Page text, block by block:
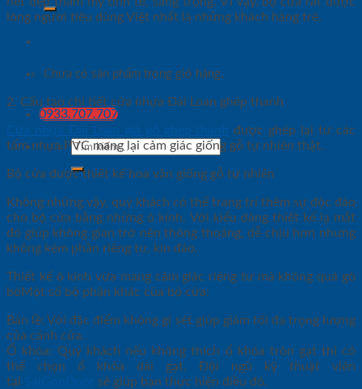
Chưa có sản phẩm trong giỏ hàng.
0933.707.707
Tìm
kiếm:
lòng người tiêu dùng Việt nhất là những khách hàng trẻ.
2. Cấu tạo chi tiết cửa nhựa Đài Loan ghép thanh
Cửa nhựa Đài Loan giả gỗ ghép thanh
được ghép lại từ các
tấm nhựa PVC mang lại cảm giác giống gỗ tự nhiên thật.
Bộ cửa được thiết kế hoa văn giống gỗ tự nhiên
Không những vậy, quý khách có thể trang trí thêm sự độc đáo
cho bộ cửa bằng những ô kính. Với kiểu dáng thiết kế lạ mắt
đó giúp không gian trở nên thông thoáng, dễ chịu hơn nhưng
không kém phần riêng tư, kín đáo.
Thiết kế ô kính vừa mang cảm giác riêng tư mà không quá gò
bóMột số bộ phận khác của bộ cửa:
Bản lề: Với đặc điểm không gỉ sét giúp giảm tối đa trọng lượng
của cánh cửa.
Ổ khóa: Quý khách nếu không thích ổ khóa tròn gạt thì có
thể chọn ổ khóa dài gạt. Đội ngũ kỹ thuật viên
tại SaiGonDoor
sẽ giúp bạn thực hiện điều đó.